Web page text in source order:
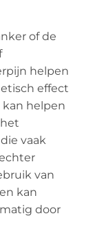
of de
helpen
effect
helpen
vaak
van
kan
door